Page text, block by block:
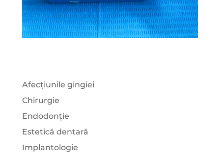
Afecțiunile gingiei
Chirurgie
Endodonție
Estetică dentară
Implantologie